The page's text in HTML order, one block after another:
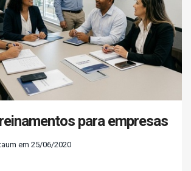
para empresas
em 25/06/2020